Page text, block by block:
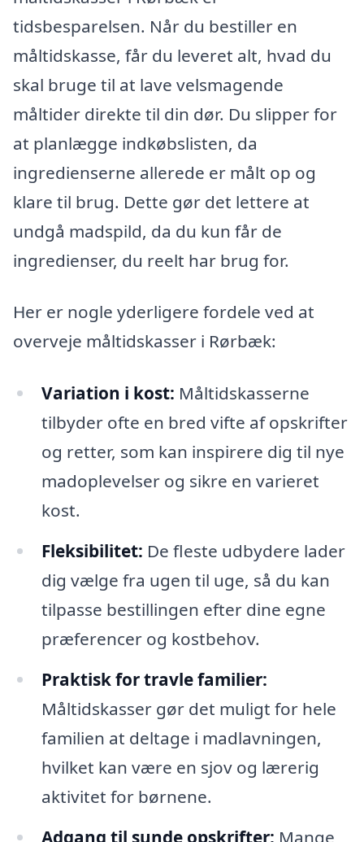
tidsbesparelsen. Når du bestiller en
måltidskasse, får du leveret alt, hvad du
skal bruge til at lave velsmagende
måltider direkte til din dør. Du slipper for
at planlægge indkøbslisten, da
ingredienserne allerede er målt op og
klare til brug. Dette gør det lettere at
undgå madspild, da du kun får de
ingredienser, du reelt har brug for.
Her er nogle yderligere fordele ved at
overveje måltidskasser i Rørbæk:
Variation i kost: Måltidskasserne
tilbyder ofte en bred vifte af opskrifter
og retter, som kan inspirere dig til nye
madoplevelser og sikre en varieret
kost.
Fleksibilitet: De fleste udbydere lader
dig vælge fra ugen til uge, så du kan
tilpasse bestillingen efter dine egne
præferencer og kostbehov.
Praktisk for travle familier:
Måltidskasser gør det muligt for hele
familien at deltage i madlavningen,
hvilket kan være en sjov og lærerig
aktivitet for børnene.
Adgang til sunde opskrifter: Mange